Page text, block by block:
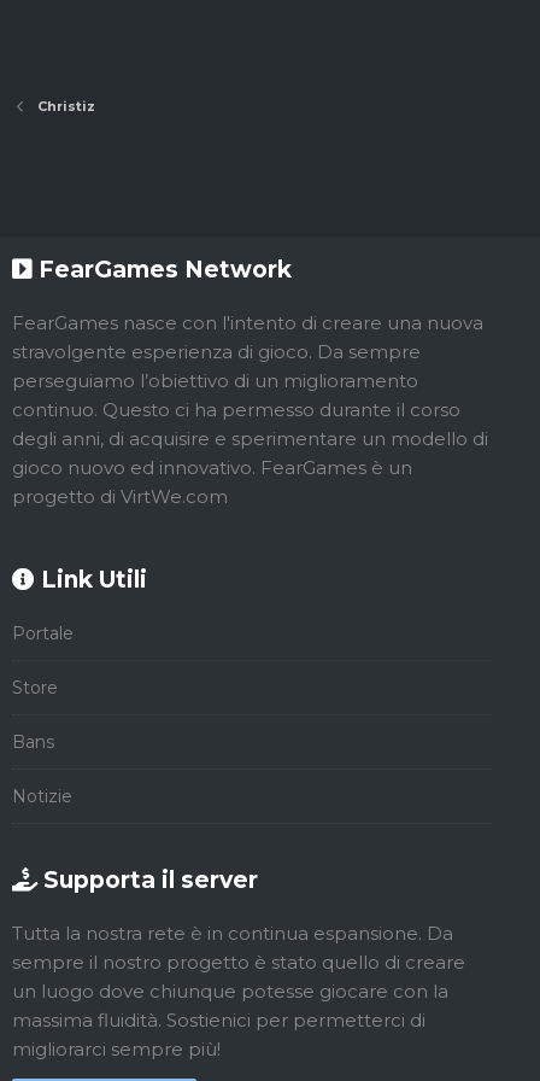
Christiz
FearGames Network
FearGames nasce con l'intento di creare una nuova
stravolgente esperienza di gioco. Da sempre
perseguiamo l’obiettivo di un miglioramento
continuo. Questo ci ha permesso durante il corso
degli anni, di acquisire e sperimentare un modello di
gioco nuovo ed innovativo. FearGames è un
progetto di VirtWe.com
Link Utili
Portale
Store
Bans
Notizie
Supporta il server
Tutta la nostra rete è in continua espansione. Da
sempre il nostro progetto è stato quello di creare
un luogo dove chiunque potesse giocare con la
massima fluidità. Sostienici per permetterci di
migliorarci sempre più!